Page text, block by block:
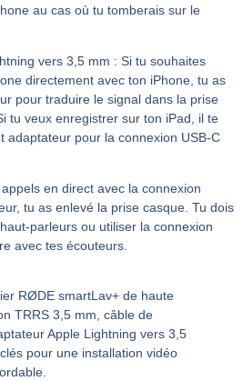
au cas où tu tomberais sur le
vers 3,5 mm : Si tu souhaites
directement avec ton iPhone, tu as
pour traduire le signal dans la prise
tu veux enregistrer sur ton iPad, il te
adaptateur pour la connexion USB-C
en direct avec la connexion
tu as enlevé la prise casque. Tu dois
parleurs ou utiliser la connexion
avec tes écouteurs.
RØDE smartLav+ de haute
TRRS 3,5 mm, câble de
Apple Lightning vers 3,5
pour une installation vidéo